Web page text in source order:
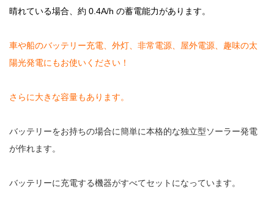
晴れている場合、約 0.4A/h の蓄電能力があります。
車や船のバッテリー充電、外灯、非常電源、屋外電源、趣味の太
陽光発電にもお使いください！
さらに大きな容量もあります。
バッテリーをお持ちの場合に簡単に本格的な独立型ソーラー発電
が作れます。
バッテリーに充電する機器がすべてセットになっています。